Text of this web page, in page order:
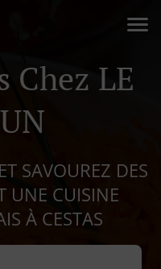
Chez LE
SAVOUREZ DES
UNE CUISINE
À CESTAS